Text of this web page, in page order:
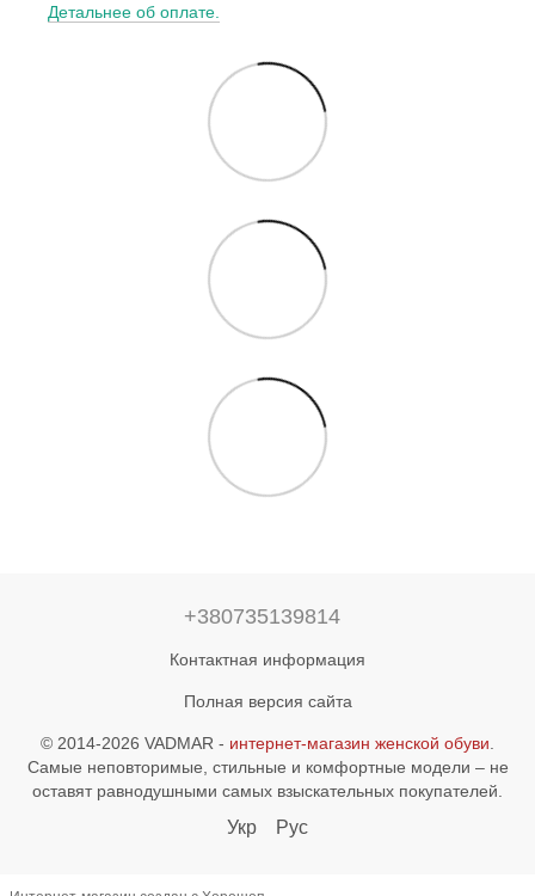
Детальнее об оплате.
+380735139814
Контактная информация
Полная версия сайта
© 2014-2026 VADMAR - интернет-магазин женской обуви
Самые неповторимые, стильные и комфортные модели – не
оставят равнодушными самых взыскательных покупателей.
Укр Рус